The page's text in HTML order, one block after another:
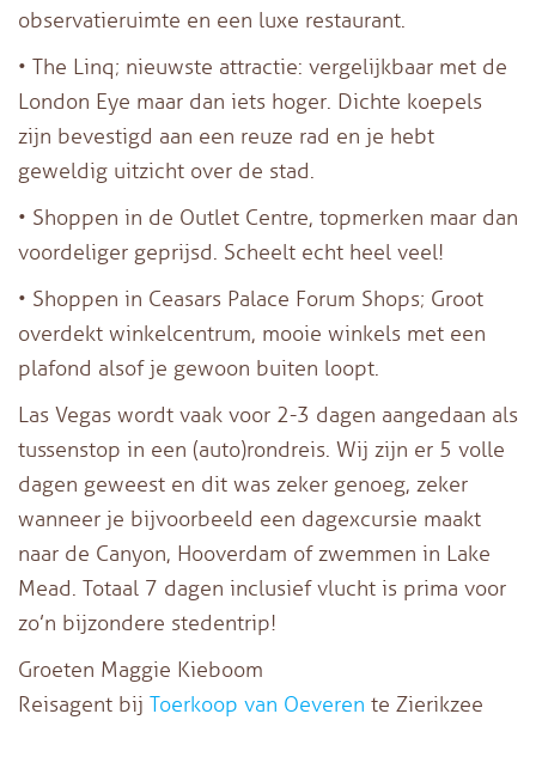
observatieruimte en een luxe restaurant.
• The Linq; nieuwste attractie: vergelijkbaar met de
London Eye maar dan iets hoger. Dichte koepels
zijn bevestigd aan een reuze rad en je hebt
geweldig uitzicht over de stad.
• Shoppen in de Outlet Centre, topmerken maar dan
voordeliger geprijsd. Scheelt echt heel veel!
• Shoppen in Ceasars Palace Forum Shops; Groot
overdekt winkelcentrum, mooie winkels met een
plafond alsof je gewoon buiten loopt.
Las Vegas wordt vaak voor 2-3 dagen aangedaan als
tussenstop in een (auto)rondreis. Wij zijn er 5 volle
dagen geweest en dit was zeker genoeg, zeker
wanneer je bijvoorbeeld een dagexcursie maakt
naar de Canyon, Hooverdam of zwemmen in Lake
Mead. Totaal 7 dagen inclusief vlucht is prima voor
zo’n bijzondere stedentrip!
Groeten Maggie Kieboom
Reisagent bij Toerkoop van Oeveren te Zierikzee